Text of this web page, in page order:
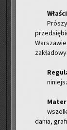
da­nia,